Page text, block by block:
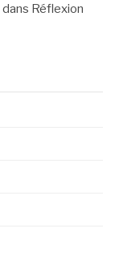
dans Réflexion